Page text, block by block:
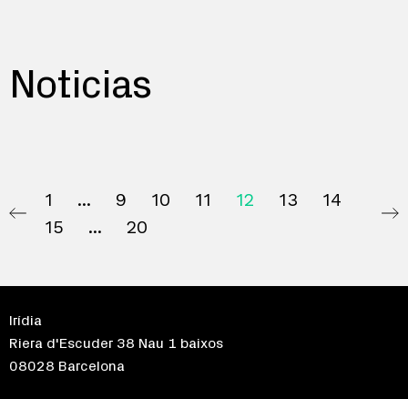
Noticias
1 9 10 11 12 13
14
15
20
Irídia
Riera d'Escuder 38 Nau 1 baixos
08028 Barcelona